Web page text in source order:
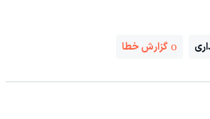
گزارش خطا